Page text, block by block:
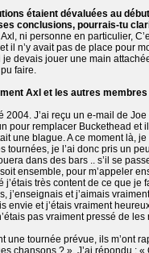
étaient dévaluées au
conclusions, pourrais-tu
ni personne en particulier,
il n’y avait pas de place pour
devais jouer une main
faire.
Axl et les autres
2004. J’ai reçu un e-mail de
pour remplacer Buckethead et
une blague. A ce moment là,
tournées, je l’ai donc pris un
dans des bars .. s’il se
ensemble, pour m’appeler
très content de ce que je
j’enseignais et j’aimais
envie et j’étais vraiment
pas vraiment pressé de les
une tournée prévue, ils m’ont
chansons ? ». J’ai répondu :